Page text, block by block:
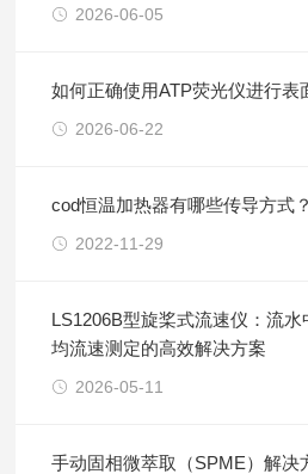
2026-06-05
如何正确使用ATP荧光仪进行表
2026-06-22
cod恒温加热器有哪些传导方式？
2022-11-29
LS1206B型旋桨式流速仪：流
均流速测定的高效解决方案
2026-05-11
手动固相微萃取（SPME）解决